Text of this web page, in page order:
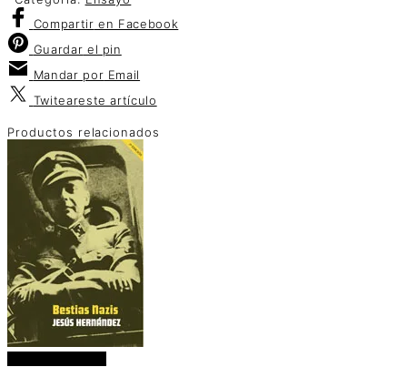
Compartir en Facebook
Guardar el pin
Mandar por Email
Twiteareste artículo
Productos relacionados